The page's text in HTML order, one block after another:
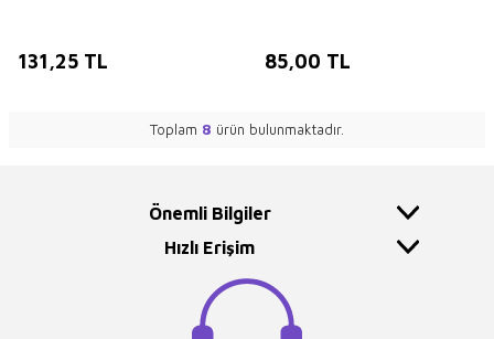
131,25 TL 85,00 TL
Toplam 8 ürün bulunmaktadır.
Önemli Bilgiler
Hızlı Erişim